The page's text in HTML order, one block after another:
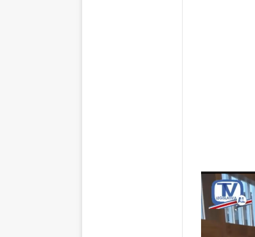
Reproductor
de
vídeo